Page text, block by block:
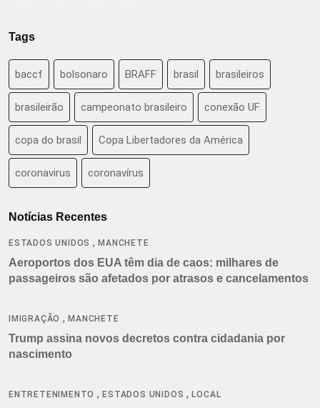
Tags
baccf bolsonaro BRAFF brasil brasileiros
brasileirão campeonato brasileiro conexão UF
copa do brasil Copa Libertadores da América
coronavirus coronavírus
Notícias Recentes
ESTADOS UNIDOS ,MANCHETE
Aeroportos dos EUA têm dia de caos: milhares de
passageiros são afetados por atrasos e cancelamentos
IMIGRAÇÃO ,MANCHETE
Trump assina novos decretos contra cidadania por
nascimento
ENTRETENIMENTO ,ESTADOS UNIDOS ,LOCAL